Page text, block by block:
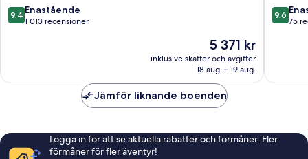
9.4
av
9,4 Enastående
1 013 recensioner
Priset
är
5 371 kr
5 371 kr
inklusive skatter och avgifter
18 aug. – 19 aug.
9.6
av
9,6
75
Jämför liknande boenden
Logga in för att se aktuella rabatter och förmåner. Fler
förmåner för fler äventyr!